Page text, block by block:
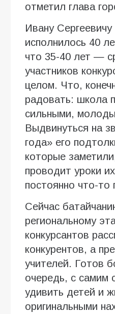
отметил глава
Ивану
исполнилось 40
что 35-40 лет —
участников
целом. Что,
радовать: школа
сильными,
Выдвинуться на
года» его
которые
проводит уроки
постоянно что-то
Сейчас
региональному
конкурсантов
конкурентов, а
учителей. Готов
очередь, с самим
удивить детей и
оригинальными